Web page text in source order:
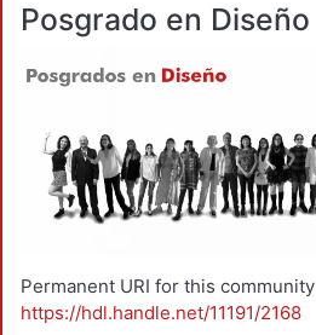
Posgrado en Diseño
Permanent URI for this community
https://hdl.handle.net/11191/2168